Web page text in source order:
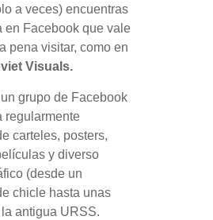
a veces) encuentras
en Facebook que vale
pena visitar, como en
Visuals.
grupo de Facebook
regularmente
carteles, posters,
y diverso
(desde un
chicle hasta unas
antigua URSS.